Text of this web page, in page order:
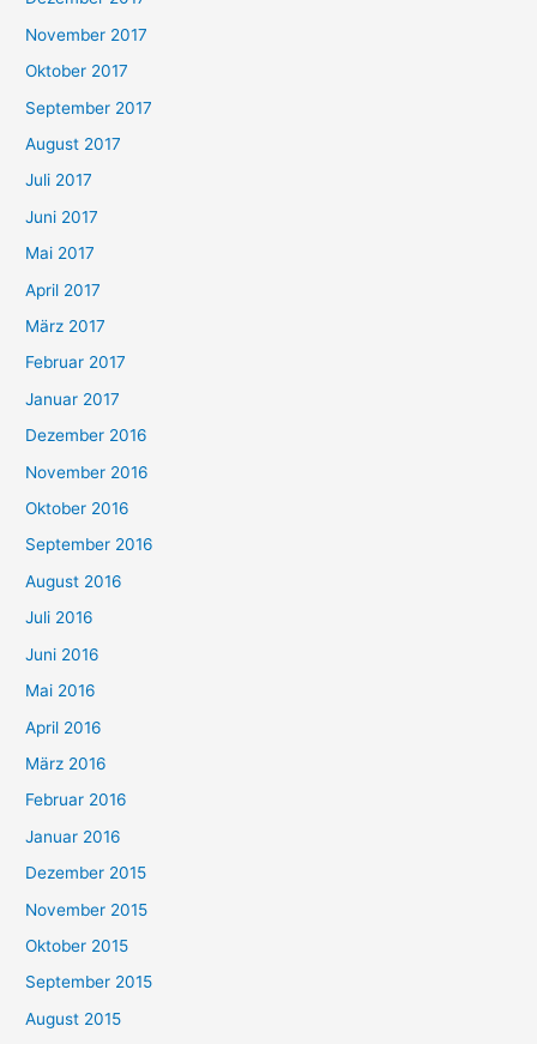
November 2017
Oktober 2017
September 2017
August 2017
Juli 2017
Juni 2017
Mai 2017
April 2017
März 2017
Februar 2017
Januar 2017
Dezember 2016
November 2016
Oktober 2016
September 2016
August 2016
Juli 2016
Juni 2016
Mai 2016
April 2016
März 2016
Februar 2016
Januar 2016
Dezember 2015
November 2015
Oktober 2015
September 2015
August 2015